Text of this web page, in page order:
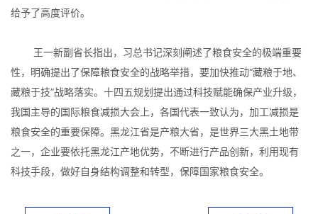
给予了高度评价。
王一新副省长指出，习总书记深刻阐述了粮食安全的极端重要
性，明确提出了保障粮食安全的战略举措，要加快推动“藏粮于地、
藏粮于技”战略落实。十四五规划提出通过科技赋能确保产业升级，
我国主导的国际粮食减损大会上，各国代表一致认为，加工减损是
粮食安全的重要保障。黑龙江省是产粮大省，是世界三大黑土地带
之一，企业要依托黑龙江产地优势，不断进行产品创新，利用现有
科技手段，做好自身结构调整和转型，保障国家粮食安全。